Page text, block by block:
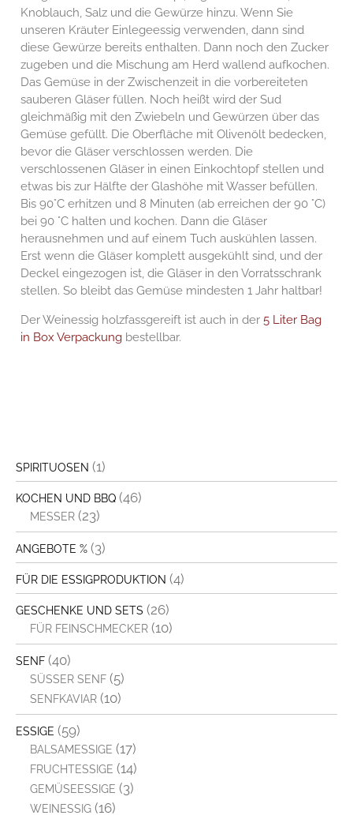
Knoblauch, Salz und die Gewürze hinzu. Wenn Sie
unseren Kräuter Einlegeessig verwenden, dann sind
diese Gewürze bereits enthalten. Dann noch den Zucker
zugeben und die Mischung am Herd wallend aufkochen.
Das Gemüse in der Zwischenzeit in die vorbereiteten
sauberen Gläser füllen. Noch heißt wird der Sud
gleichmäßig mit den Zwiebeln und Gewürzen über das
Gemüse gefüllt. Die Oberfläche mit Olivenölt bedecken,
bevor die Gläser verschlossen werden. Die
verschlossenen Gläser in einen Einkochtopf stellen und
etwas bis zur Hälfte der Glashöhe mit Wasser befüllen.
Bis 90°C erhitzen und 8 Minuten (ab erreichen der 90 °C)
bei 90 °C halten und kochen. Dann die Gläser
herausnehmen und auf einem Tuch auskühlen lassen.
Erst wenn die Gläser komplett ausgekühlt sind, und der
Deckel eingezogen ist, die Gläser in den Vorratsschrank
stellen. So bleibt das Gemüse mindesten 1 Jahr haltbar!
Der Weinessig holzfassgereift ist auch in der 5 Liter Bag
in Box Verpackung bestellbar.
SPIRITUOSEN (1)
KOCHEN UND BBQ (46)
MESSER (23)
ANGEBOTE % (3)
FÜR DIE ESSIGPRODUKTION (4)
GESCHENKE UND SETS (26)
FÜR FEINSCHMECKER (10)
SENF (40)
SÜSSER SENF (5)
SENFKAVIAR (10)
ESSIGE (59)
BALSAMESSIGE (17)
FRUCHTESSIGE (14)
GEMÜSEESSIGE (3)
WEINESSIG (16)